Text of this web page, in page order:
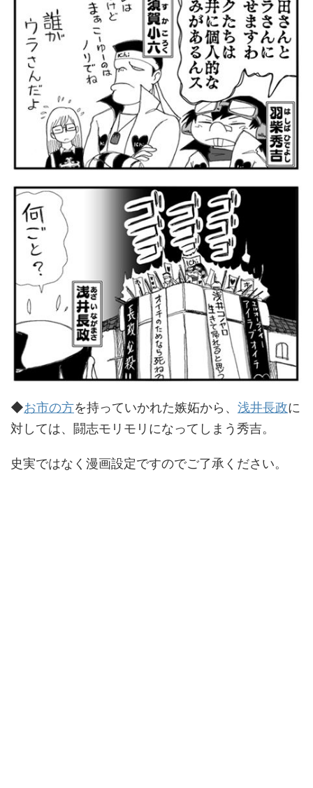
◆お市の方を持っていかれた嫉妬から、 浅井長政に
対しては、闘志モリモリになってしまう秀吉。
史実ではなく漫画設定ですのでご了承ください。